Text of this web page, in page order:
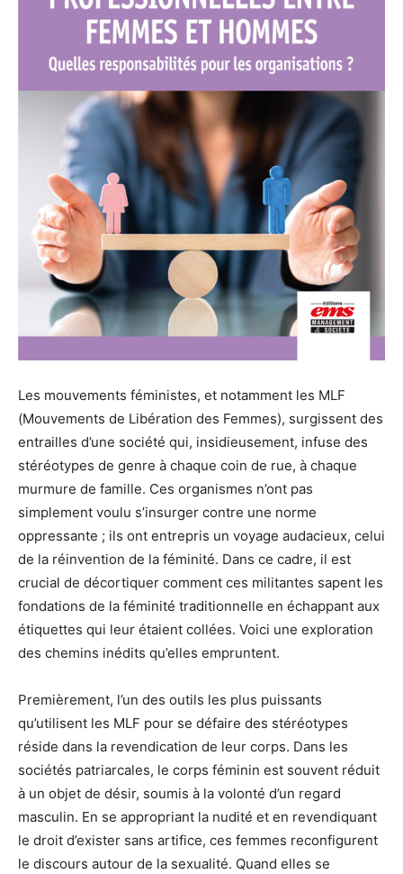
Les mouvements féministes, et notamment les MLF
(Mouvements de Libération des Femmes), surgissent des
entrailles d’une société qui, insidieusement, infuse des
stéréotypes de genre à chaque coin de rue, à chaque
murmure de famille. Ces organismes n’ont pas
simplement voulu s’insurger contre une norme
oppressante ; ils ont entrepris un voyage audacieux, celui
de la réinvention de la féminité. Dans ce cadre, il est
crucial de décortiquer comment ces militantes sapent les
fondations de la féminité traditionnelle en échappant aux
étiquettes qui leur étaient collées. Voici une exploration
des chemins inédits qu’elles empruntent.
Premièrement, l’un des outils les plus puissants
qu’utilisent les MLF pour se défaire des stéréotypes
réside dans la revendication de leur corps. Dans les
sociétés patriarcales, le corps féminin est souvent réduit
à un objet de désir, soumis à la volonté d’un regard
masculin. En se appropriant la nudité et en revendiquant
le droit d’exister sans artifice, ces femmes reconfigurent
le discours autour de la sexualité. Quand elles se